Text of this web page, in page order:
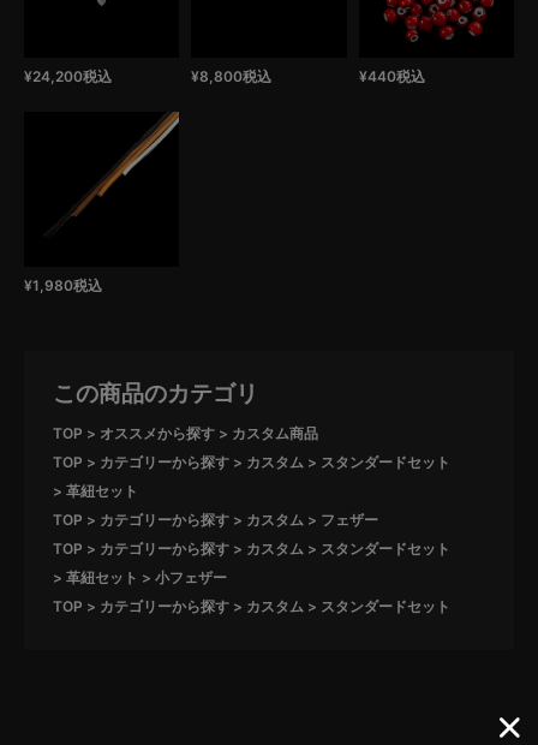
¥24,200税込 ¥8,800税込 ¥440税込
¥1,980税込
この商品のカテゴリ
TOP オススメから探す
カスタム商品
TOP
カテゴリーから探す カスタム
スタンダードセット
革紐セット
TOP
カテゴリーから探す カスタム
フェザー
TOP
カテゴリーから探す カスタム
スタンダードセット
革紐セット
小フェザー
TOP
カテゴリーから探す カスタム スタンダードセット